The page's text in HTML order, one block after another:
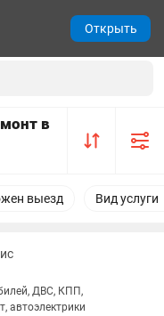
в
выезд Вид услуги
ДВС, КПП,
автоэлектрики
Открыть